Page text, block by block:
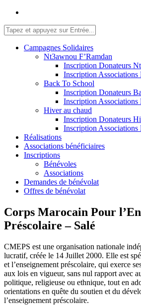
Campagnes Solidaires
Nt3awnou F’Ramdan
Inscription Donateurs
Inscription Associations
Back To School
Inscription Donateurs
Inscription Associations
Hiver au chaud
Inscription Donateurs
Inscription Associations
Réalisations
Associations bénéficiaires
Inscriptions
Bénévoles
Associations
Demandes de bénévolat
Offres de bénévolat
Corps Marocain Pour
Préscolaire – Salé
CMEPS est une organisation nationale
lucratif, créée le 14 Juillet 2000. Elle est
et l’enseignement préscolaire, qui exerce
aux lois en vigueur, sans nul rapport avec
politique, religieuse ou ethnique, tout en
orientations en quête du soutien et du
l’enseignement préscolaire.